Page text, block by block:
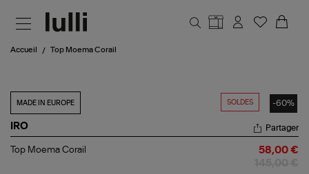
Accueil Top Moema Corail
SOLDES -60%
MADE IN EUROPE
IRO
Top
Partager
Top Moema Corail 58,00 €